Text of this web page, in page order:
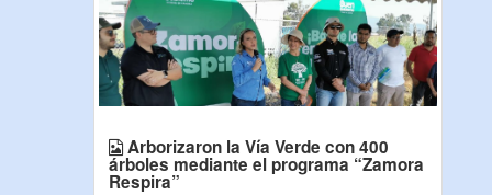
Arborizaron la Vía Verde con 400
árboles mediante el programa “Zamora
Respira”